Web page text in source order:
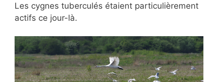
Les cygnes tuberculés étaient particulièrement
actifs ce jour-là.